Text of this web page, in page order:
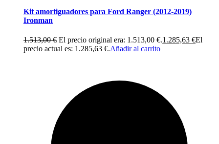
Kit amortiguadores para Ford Ranger (2012-2019)
Ironman
1.513,00€ El precio original era: 1.513,00 €.1.285,63 €El
precio actual es: 1.285,63 €.Añadir al carrito